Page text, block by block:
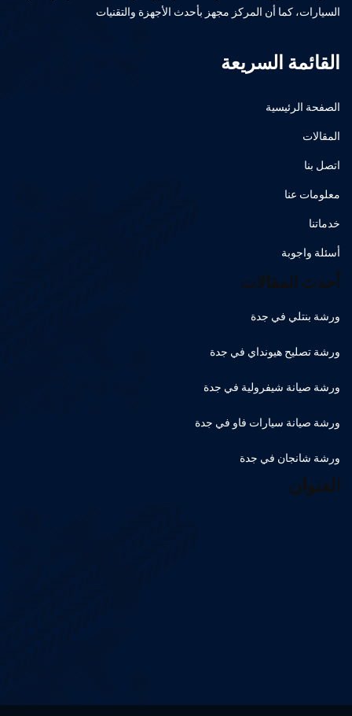
السيارات، كما أن المركز مجهز بأحدث الأجهزة والتقنيات
القائمة السريعة
الصفحة الرئيسية
المقالات
اتصل بنا
معلومات عنا
خدماتنا
أسئلة واجوبة
أحدث المقالات
ورشة بنتلي في جدة
ورشة تصليح هيونداي في جدة
ورشة صيانة شيفرولية في جدة
ورشة صيانة سيارات فاو في جدة
ورشة شانجان في جدة
العنوان